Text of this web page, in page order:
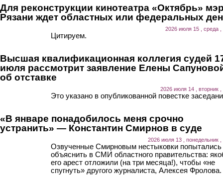
Для реконструкции кинотеатра «Октябрь»
Рязани ждет областных или федеральных
2026 июля 15 , среда ,
Цитируем.
Высшая квалификационная коллегия судей
июля рассмотрит заявление Елены
об отставке
2026 июля 14 , вторник ,
Это указано в опубликованной повестке
«В январе понадобилось меня срочно
устранить» — Константин Смирнов в суде
2026 июля 13 , понедельник ,
Озвученные Смирновым нестыковки попытались
объяснить в СМИ областного правительства:
его арест отложили (на три месяца!), чтобы «не
спугнуть» другого журналиста, Алексея Фролова.